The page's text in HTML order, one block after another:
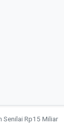
Senilai Rp15 Miliar